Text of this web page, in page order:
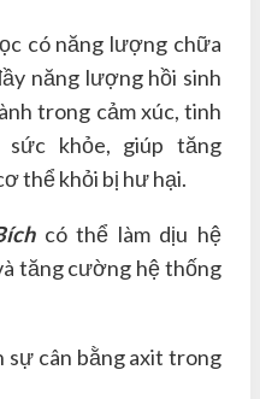
có năng lượng chữa
năng lượng hồi sinh
trong cảm xúc, tinh
khỏe, giúp tăng
thể khỏi bị hư hại.
có thể làm dịu hệ
tăng cường hệ thống
sự cân bằng axit trong